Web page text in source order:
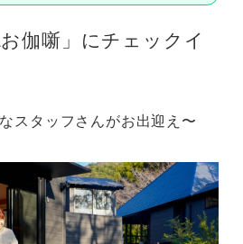
伽噺」にチェックイ
スタッフさんがお出迎え〜